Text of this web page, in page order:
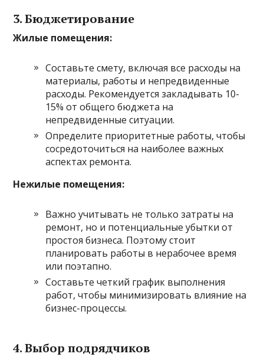
3. Бюджетирование
Жилые помещения:
Составьте смету, включая все расходы на
материалы, работы и непредвиденные
расходы. Рекомендуется закладывать 10-
15% от общего бюджета на
непредвиденные ситуации.
Определите приоритетные работы, чтобы
сосредоточиться на наиболее важных
аспектах ремонта.
Нежилые помещения:
Важно учитывать не только затраты на
ремонт, но и потенциальные убытки от
простоя бизнеса. Поэтому стоит
планировать работы в нерабочее время
или поэтапно.
Составьте четкий график выполнения
работ, чтобы минимизировать влияние на
бизнес-процессы.
4. Выбор подрядчиков